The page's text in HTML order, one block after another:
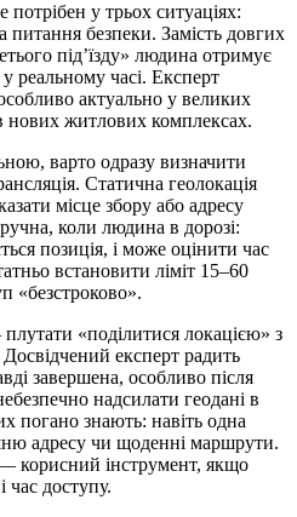
у трьох ситуаціях:
питання безпеки. Замість довгих
під’їзду» людина отримує
реальному часі. Експерт
актуально у великих
нових житлових комплексах.
варто одразу визначити
Статична геолокація
місце збору або адресу
коли людина в дорозі:
позиція, і може оцінити час
встановити ліміт 15–60
«безстроково».
«поділитися локацією» з
експерт радить
завершена, особливо після
надсилати геодані в
погано знають: навіть одна
адресу чи щоденні маршрути.
корисний інструмент, якщо
доступу.